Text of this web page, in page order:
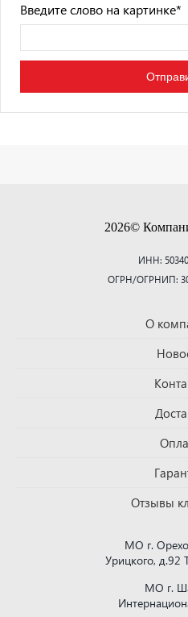
Введите слово на картинке*
2026©
ИНН:
ОГРН/ОГРНИП:
О
Отзывы
МО г.
Урицкого, д.92
МО г.